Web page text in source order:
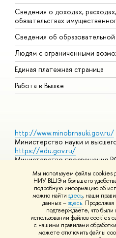
Мы используем файлы cookies
НИУ ВШЭ и большего
подробную информацию об
можно найти здесь, наши
данных –здесь. Продолжая
подтверждаете, что
использовании файлов
с нашими правилами
можете отключить файлы
Сведения о доходах,
обязательствах
Сведения об образовательной
Людям с ограниченными
Единая платежная страница
Работа в Вышке
http://www.minobrnauki.gov.ru/
Министерство науки и
https://edu.gov.ru/
Министерство просвещения
https://elearning.hse.ru/mooc
Массовые открытые онлайн-
© НИУ ВШЭ 1993–2026 Адреса и
использования материалов
Шрифты HSE Sans и HSE Slab